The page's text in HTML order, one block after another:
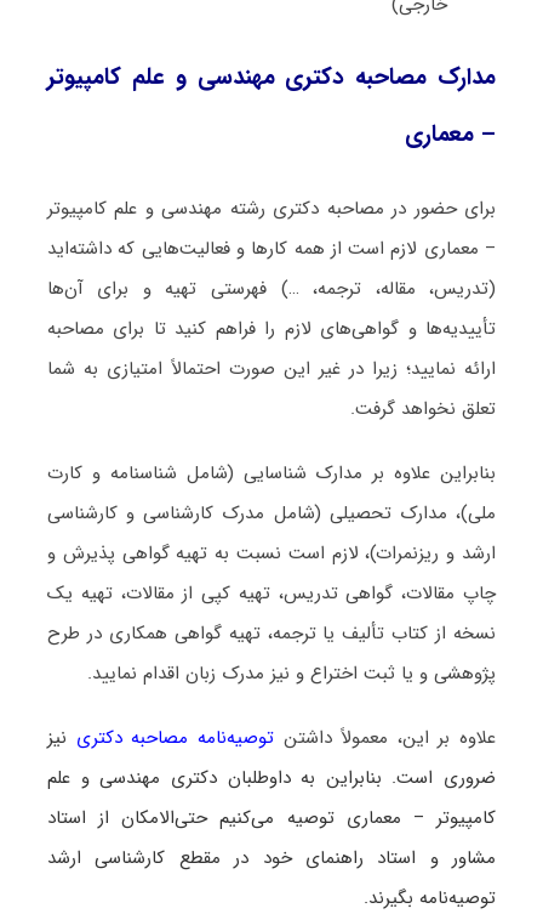
مدارک مصاحبه دکتری مهندسی و علم کامپیوتر
– معماری
برای حضور در مصاحبه دکتری رشته مهندسی و علم کامپیوتر
– معماری لازم است از همه کارها و فعالیت‌هایی که داشته‌اید
(تدریس، مقاله، ترجمه، …) فهرستی تهیه و برای آن‌ها
تأییدیه‌ها و گواهی‌های لازم را فراهم کنید تا برای مصاحبه
ارائه نمایید؛ زیرا در غیر این صورت احتمالاً امتیازی به شما
تعلق نخواهد گرفت.
بنابراین علاوه بر مدارک شناسایی (شامل شناسنامه و کارت
ملی)، مدارک تحصیلی (شامل مدرک کارشناسی و کارشناسی
ارشد و ریزنمرات)، لازم است نسبت به تهیه گواهی پذیرش و
چاپ مقالات، گواهی تدریس، تهیه کپی از مقالات، تهیه یک
نسخه از کتاب تألیف یا ترجمه، تهیه گواهی همکاری در طرح
پژوهشی و یا ثبت اختراع و نیز مدرک زبان اقدام نمایید.
علاوه بر این، معمولاً داشتنتوصیه‌نامه مصاحبه دکتری نیز
ضروری است. بنابراین به داوطلبان دکتری مهندسی و علم
کامپیوتر – معماری توصیه می‌کنیم حتی‌الامکان از استاد
مشاور و استاد راهنمای خود در مقطع کارشناسی ارشد
توصیه‌نامه بگیرند.